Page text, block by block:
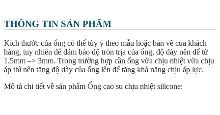
THÔNG TIN SẢN PHẨM
Kích thước của ống có thể tùy ý theo mẫu hoặc bản vẽ của khách
hàng, tuy nhiên để đảm bảo độ tròn trịa của ống, độ dày nên để từ
1,5mm –> 3mm. Trong trường hợp cần ống vừa chịu nhiệt vừa chịu
áp thì nên tăng độ dày của ống lên để tăng khả năng chịu áp lực.
Mô tả chi tiết về sản phẩm Ống cao su chịu nhiệt silicone: